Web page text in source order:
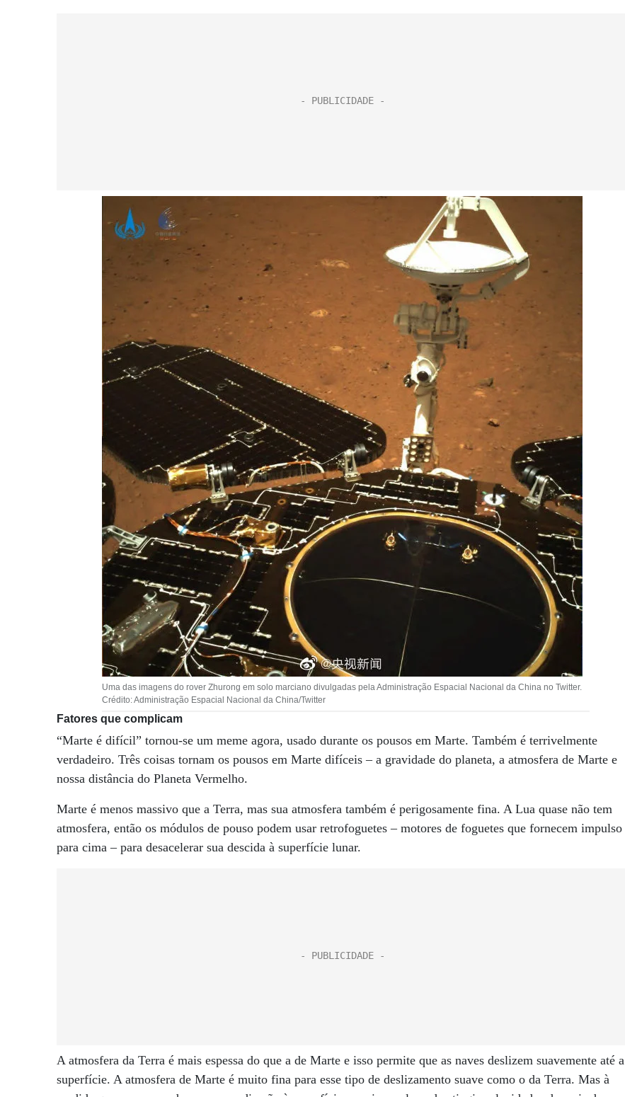
Uma das imagens do rover Zhurong em solo marciano divulgadas pela Administração Espacial Nacional da China no Twitter.
Crédito: Administração Espacial Nacional da China/Twitter
Fatores que complicam
“Marte é difícil” tornou-se um meme agora, usado durante os pousos em Marte. Também é terrivelmente
verdadeiro. Três coisas tornam os pousos em Marte difíceis – a gravidade do planeta, a atmosfera de Marte e
nossa distância do Planeta Vermelho.
Marte é menos massivo que a Terra, mas sua atmosfera também é perigosamente fina. A Lua quase não tem
atmosfera, então os módulos de pouso podem usar retrofoguetes – motores de foguetes que fornecem impulso
para cima – para desacelerar sua descida à superfície lunar.
A atmosfera da Terra é mais espessa do que a de Marte e isso permite que as naves deslizem suavemente até a
superfície. A atmosfera de Marte é muito fina para esse tipo de deslizamento suave como o da Terra. Mas à